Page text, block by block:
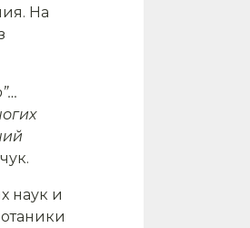
На
наук и